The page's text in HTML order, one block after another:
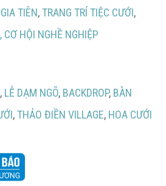
TIÊN,TRANG TRÍ TIỆC CƯỚI,
CƠ HỘI NGHỀ NGHIỆP
, LỄ DẠM NGÕ, BACKDROP, BÀN
,THẢO ĐIỀN VILLAGE, HOA CƯỚI